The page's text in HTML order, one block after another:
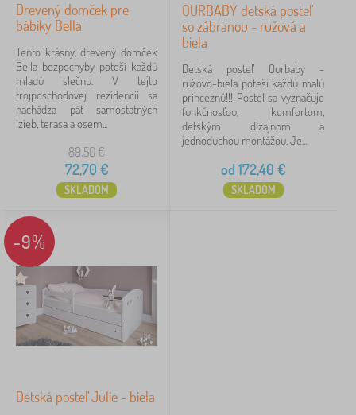
Drevený domček pre
bábiky Bella
Tento krásny, drevený domček
Bella bezpochyby poteší každú
mladú slečnu. V tejto
trojposchodovej rezidencii sa
nachádza päť samostatných
izieb, terasa a osem...
89,50€
72,70 €
SKLADOM
OURBABY detská posteľ
so zábranou - ružová a
biela
Detská posteľ Ourbaby -
ružovo-biela poteší každú malú
princeznú!!! Posteľ sa vyznačuje
funkčnosťou, komfortom,
detským dizajnom a
jednoduchou montážou. Je...
od 172,40 €
SKLADOM
-9%
Detská posteľ Julie - biela